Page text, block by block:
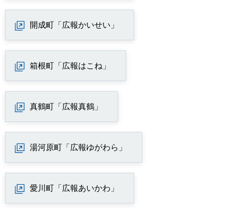
開成町「広報かいせい」
箱根町「広報はこね」
真鶴町「広報真鶴」
湯河原町「広報ゆがわら」
愛川町「広報あいかわ」